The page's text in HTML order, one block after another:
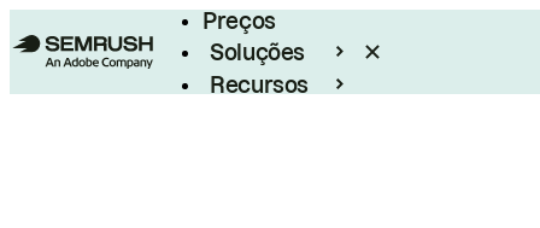
Preços
Soluções
Recursos